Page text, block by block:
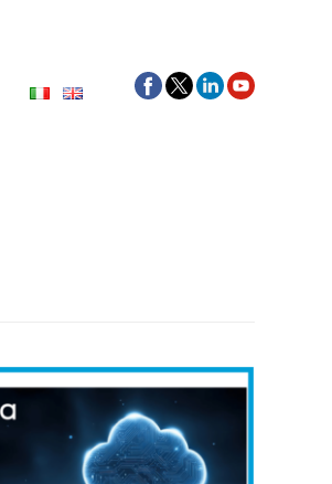
content